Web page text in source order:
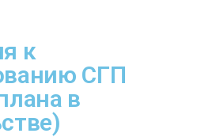
к
СГП
в